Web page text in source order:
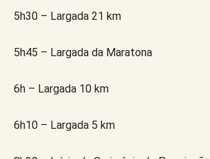
5h30 – Largada 21 km
5h45 – Largada da Maratona
6h – Largada 10 km
6h10 – Largada 5 km